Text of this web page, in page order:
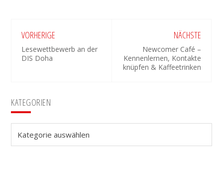
VORHERIGE
Lesewettbewerb an der
DIS Doha
NÄCHSTE
Newcomer Café –
Kennenlernen, Kontakte
knüpfen & Kaffeetrinken
Seitenspalte
KATEGORIEN